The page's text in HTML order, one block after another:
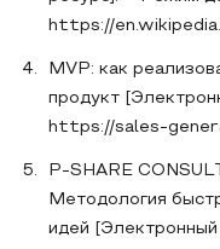
https://
MVP: как
продукт
https://sales-
P-SHARE
Методология
идей